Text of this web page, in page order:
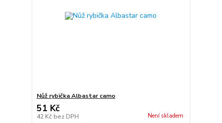
Nůž rybička Albastar camo
51 Kč
42 Kč bez DPH Není skladem